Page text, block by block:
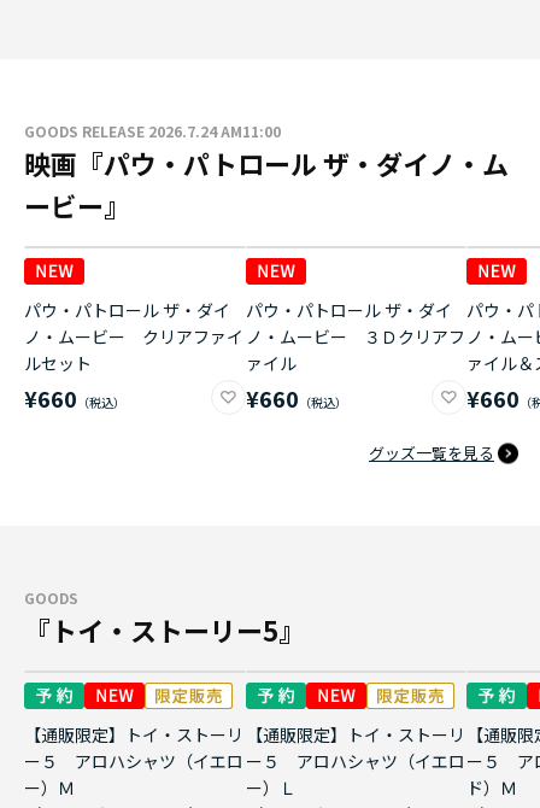
GOODS RELEASE 2026.7.24 AM11:00
映画『パウ・パトロール ザ・ダイノ・ム
ービー』
パウ・パトロール ザ・ダイ
ノ・ムービー クリアファイ
ルセット
¥660
パウ・パトロール ザ・ダイ
ノ・ムービー ３Ｄクリアフ
ァイル
¥660
パウ・パ
ノ・ム
ァイル
¥660
グッズ一覧を見る
GOODS
『トイ・ストーリー5』
【通販限定】トイ・ストーリ
ー５ アロハシャツ（イエロ
ー）Ｍ
【通販限定】トイ・ストーリ
ー５ アロハシャツ（イエロ
ー）Ｌ
【通販
ー５ ア
ド）Ｍ